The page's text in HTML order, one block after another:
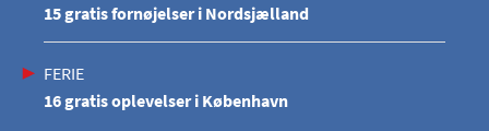
15 gratis fornøjelser i Nordsjælland
FERIE
16 gratis oplevelser i København